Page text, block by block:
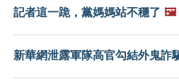
記者這一跪，黨媽媽站不穩了 🖼️
新華網泄露軍隊高官勾結外鬼詐